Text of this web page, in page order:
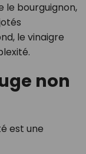
le bourguignon,
le vinaigre
non
est une